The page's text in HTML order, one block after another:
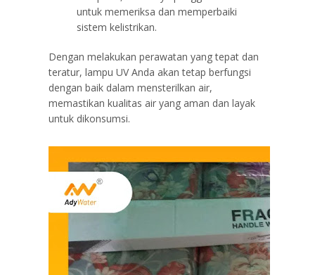
untuk memeriksa dan memperbaiki
sistem kelistrikan.
Dengan melakukan perawatan yang tepat dan
teratur, lampu UV Anda akan tetap berfungsi
dengan baik dalam mensterilkan air,
memastikan kualitas air yang aman dan layak
untuk dikonsumsi.